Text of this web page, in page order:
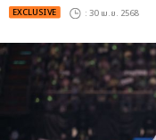
EXCLUSIVE : 30 เม.ย. 2568